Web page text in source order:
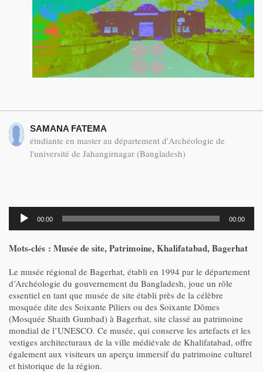
SAMANA FATEMA
étudiante en master au département d'Archéologie de
l'université de Jahangirnagar (Bangladesh)
Lecteur
audio
00:00 00:00
Mots-clés : Musée de site, Patrimoine, Khalifatabad, Bagerhat
Le musée régional de Bagerhat, établi en 1994 par le département
d’Archéologie du gouvernement du Bangladesh, joue un rôle
essentiel en tant que musée de site établi près de la célèbre
mosquée dite des Soixante Piliers ou des Soixante Dômes
(Mosquée Shaith Gumbad) à Bagerhat, site classé au patrimoine
mondial de l’UNESCO. Ce musée, qui conserve les artefacts et les
vestiges architecturaux de la ville médiévale de Khalifatabad, offre
également aux visiteurs un aperçu immersif du patrimoine culturel
et historique de la région.